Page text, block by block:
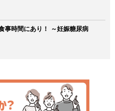
事時間にあり！ ～妊娠糖尿病